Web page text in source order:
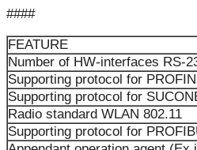
####
FEATURE
Number of HW-interfaces RS-
Supporting protocol for
Supporting protocol for
Radio standard WLAN 802.11
Supporting protocol for